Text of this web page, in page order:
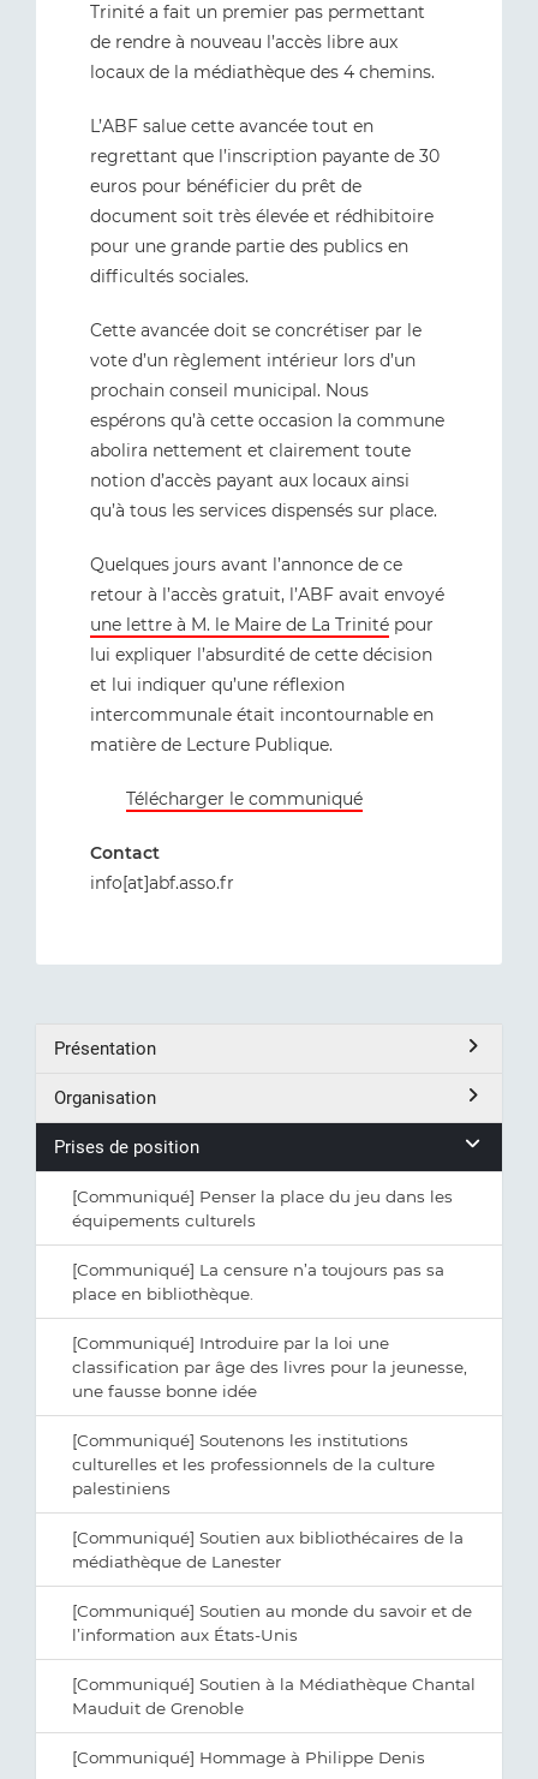
Trinité a fait un premier pas permettant
de rendre à nouveau l’accès libre aux
locaux de la médiathèque des 4 chemins.
L’ABF salue cette avancée tout en
regrettant que l’inscription payante de 30
euros pour bénéficier du prêt de
document soit très élevée et rédhibitoire
pour une grande partie des publics en
difficultés sociales.
Cette avancée doit se concrétiser par le
vote d’un règlement intérieur lors d’un
prochain conseil municipal. Nous
espérons qu’à cette occasion la commune
abolira nettement et clairement toute
notion d’accès payant aux locaux ainsi
qu’à tous les services dispensés sur place.
Quelques jours avant l’annonce de ce
retour à l’accès gratuit, l’ABF avait envoyé
une lettre à M. le Maire de La Trinité pour
lui expliquer l’absurdité de cette décision
et lui indiquer qu’une réflexion
intercommunale était incontournable en
matière de Lecture Publique.
Télécharger le communiqué
Contact
info[at]abf.asso.fr
Présentation
Organisation
Prises de position
[Communiqué] Penser la place du jeu dans les
équipements culturels
[Communiqué] La censure n’a toujours pas sa
place en bibliothèque.
[Communiqué] Introduire par la loi une
classification par âge des livres pour la jeunesse,
une fausse bonne idée
[Communiqué] Soutenons les institutions
culturelles et les professionnels de la culture
palestiniens
[Communiqué] Soutien aux bibliothécaires de la
médiathèque de Lanester
[Communiqué] Soutien au monde du savoir et de
l’information aux États-Unis
[Communiqué] Soutien à la Médiathèque Chantal
Mauduit de Grenoble
[Communiqué] Hommage à Philippe Denis